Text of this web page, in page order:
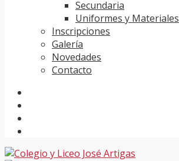
Secundaria
Uniformes y Materiales
Inscripciones
Galería
Novedades
Contacto